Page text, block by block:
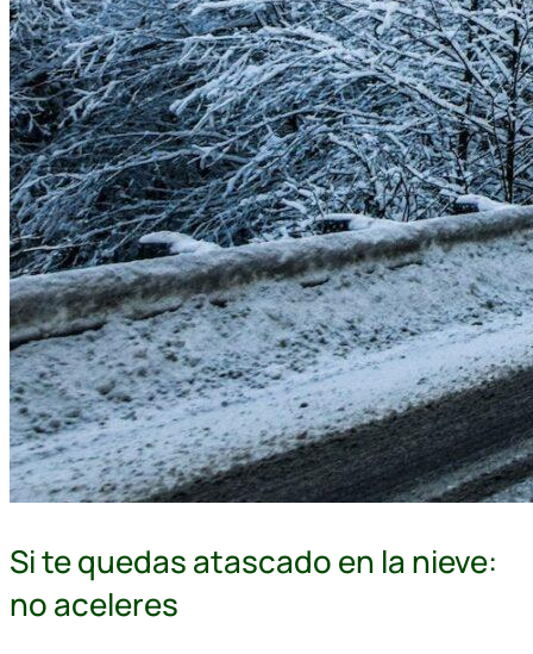
Si te quedas atascado en la nieve:
no aceleres